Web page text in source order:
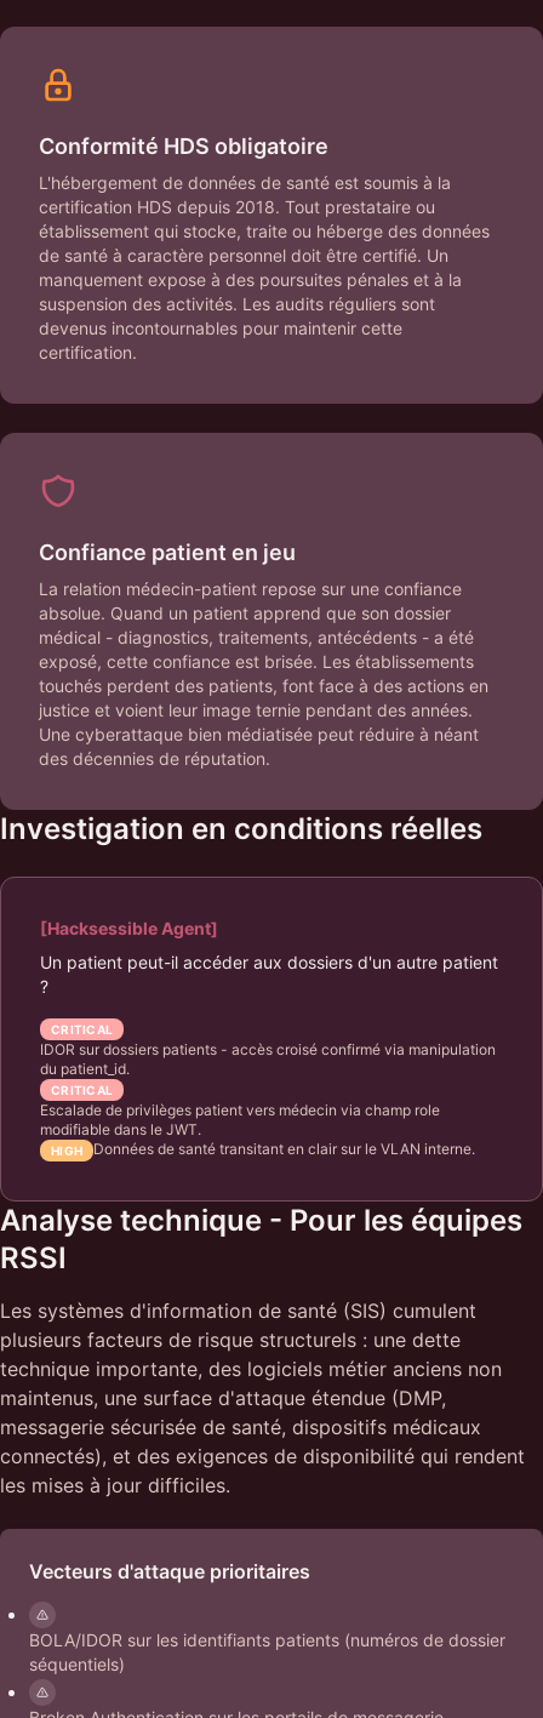
Conformité HDS obligatoire
L'hébergement de données de santé est soumis à la
certification HDS depuis 2018. Tout prestataire ou
établissement qui stocke, traite ou héberge des données
de santé à caractère personnel doit être certifié. Un
manquement expose à des poursuites pénales et à la
suspension des activités. Les audits réguliers sont
devenus incontournables pour maintenir cette
certification.
Confiance patient en jeu
La relation médecin-patient repose sur une confiance
absolue. Quand un patient apprend que son dossier
médical - diagnostics, traitements, antécédents - a été
exposé, cette confiance est brisée. Les établissements
touchés perdent des patients, font face à des actions en
justice et voient leur image ternie pendant des années.
Une cyberattaque bien médiatisée peut réduire à néant
des décennies de réputation.
Investigation en conditions réelles
[Hacksessible Agent]
Un patient peut-il accéder aux dossiers d'un autre patient
?
CRITICAL
IDOR sur dossiers patients - accès croisé confirmé via manipulation
du patient_id.
CRITICAL
Escalade de privilèges patient vers médecin via champ role
modifiable dans le JWT.
HIGH Données de santé transitant en clair sur le VLAN interne.
Analyse technique - Pour les équipes
RSSI
Les systèmes d'information de santé (SIS) cumulent
plusieurs facteurs de risque structurels : une dette
technique importante, des logiciels métier anciens non
maintenus, une surface d'attaque étendue (DMP,
messagerie sécurisée de santé, dispositifs médicaux
connectés), et des exigences de disponibilité qui rendent
les mises à jour difficiles.
Vecteurs d'attaque prioritaires
BOLA/IDOR sur les identifiants patients (numéros de dossier
séquentiels)